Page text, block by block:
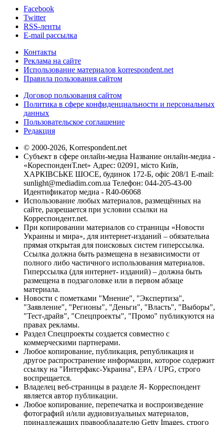
Facebook
Twitter
RSS-ленты
E-mail рассылка
Контакты
Реклама на сайте
Использование материалов korrespondent.net
Правила пользования сайтом
Договор пользования сайтом
Политика в сфере конфиденциальности и персональных
данных
Пользовательское соглашение
Редакция
© 2000-2026, Korrespondent.net
Субъект в сфере онлайн-медиа Название онлайн-медиа -
«КореспонденТ.net» Адрес: 02091, місто Київ,
ХАРКІВСЬКЕ ШОСЕ, будинок 172-Б, офіс 208/1 E-mail:
sunlight@mediadim.com.ua Телефон: 044-205-43-00
Идентификатор медиа - R40-06068
Использование любых материалов, размещённых на
сайте, разрешается при условии ссылки на
Корреспондент.net.
При копировании материалов со страницы «Новости
Украины и мира», для интернет-изданий – обязательна
прямая открытая для поисковых систем гиперссылка.
Ссылка должна быть размещена в независимости от
полного либо частичного использования материалов.
Гиперссылка (для интернет- изданий) – должна быть
размещена в подзаголовке или в первом абзаце
материала.
Новости с пометками "Мнение", "Экспертиза",
"Заявление", "Регионы", "Деньги", "Власть", "Выборы",
"Тест-драйв", "Спецпроекты", "Промо" публикуются на
правах рекламы.
Раздел Спецпроекты создается совместно с
коммерческими партнерами.
Любое копирование, публикация, републикация и
другое распространение информации, которое содержит
ссылку на "Интерфакс-Украина", EPA / UPG, строго
воспрещается.
Владелец веб-страницы в разделе Я- Корреспондент
является автор публикации.
Любое копирование, перепечатка и воспроизведение
фотографий и/или аудиовизуальных материалов,
принадлежащих правообладателю Getty Images, строго